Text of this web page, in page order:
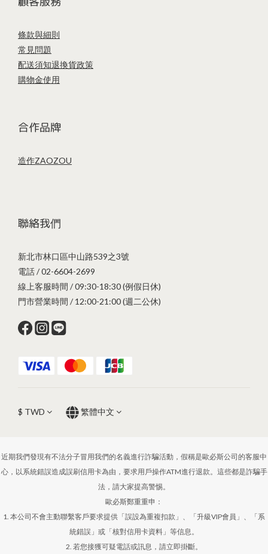
條款與細則
常見問題
配送須知退換貨政策
購物金使用
合作品牌
造作ZAOZOU
聯絡我們
新北市林口區中山路539之3號
電話 / 02-6604-2699
線上客服時間 / 09:30-18:30 (例假日休)
門市營業時間 / 12:00-21:00 (週二公休)
$ TWD 繁體中文
近期我們發現有不法分子冒用我們的名義進行詐騙活動，假稱是歐必斯公司的客服中
心，以系統錯誤造成誤刷信用卡為由，要求用戶操作ATM進行退款。這些都是詐騙手
法，請大家提高警惕。
歐必斯鄭重重申：
1. 本公司不會主動聯繫客戶要求提供「誤設為重複扣款」、「升級VIP會員」、「系
統錯誤」或「核對信用卡資料」等信息。
2. 若您接獲可疑電話或訊息，請立即掛斷。